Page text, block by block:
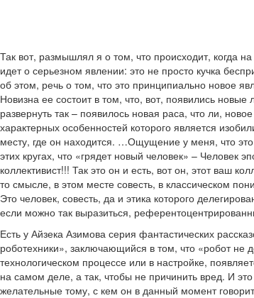
Так вот, размышлял я о том, что происходит, когда
идет о серьезном явлении: это не просто кучка
об этом, речь о том, что это принципиально новое
Новизна ее состоит в том, что, вот, появились
развернуть так – появилось новая раса, что ли,
характерных особенностей которого является
месту, где он находится. …Ощущение у меня, что
этих кругах, что «грядет новый человек» – Человек
коллективист!!! Так это он и есть, вот он, этот ваш
то смысле, в этом месте совесть, в классическом
Это человек, совесть, да и этика которого
если можно так выразиться,
Есть у Айзека Азимова серия фантастических
роботехники», заключающийся в том, что «робот не
технологическом процессе или в настройке,
на самом деле, а так, чтобы не причинить вред. И
желательные тому, с кем он в данный момент